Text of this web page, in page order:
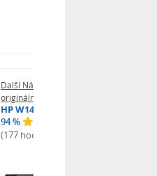
Další Náplně a tonery -
originální
HP W1420A - originální
94 %
(177 hodnocení)